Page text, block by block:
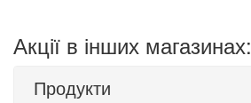
Акції в інших магазинах:
Продукти